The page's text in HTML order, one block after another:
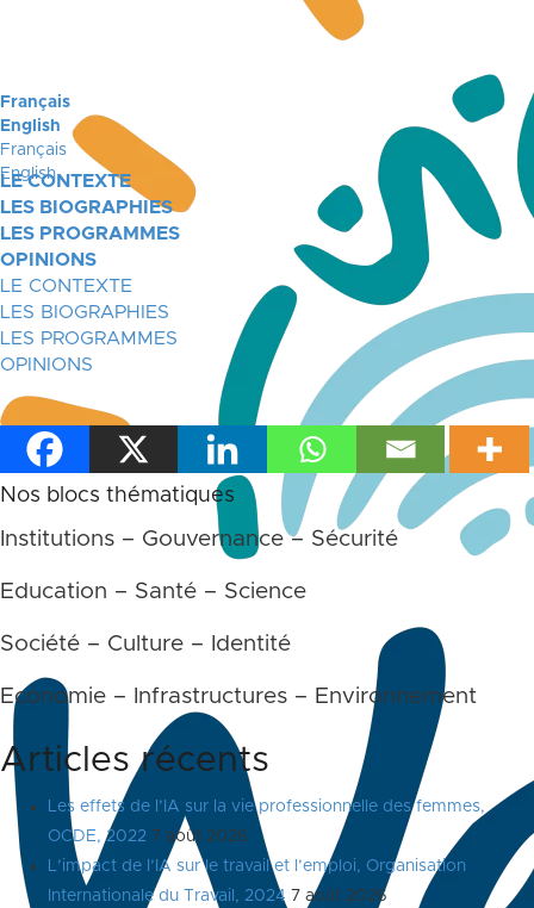
Français
English
Français
English
LE CONTEXTE
LES BIOGRAPHIES
LES PROGRAMMES
OPINIONS
LE CONTEXTE
LES BIOGRAPHIES
LES PROGRAMMES
OPINIONS
Nos blocs thématiques
Institutions – Gouvernance – Sécurité
Education – Santé – Science
Société – Culture – Identité
Economie – Infrastructures – Environnement
Articles récents
Les effets de l’IA sur la vie professionnelle des femmes,
OCDE, 2022 7 août 2026
L’impact de l’IA sur le travail et l’emploi, Organisation
Internationale du Travail, 2024 7 août 2026